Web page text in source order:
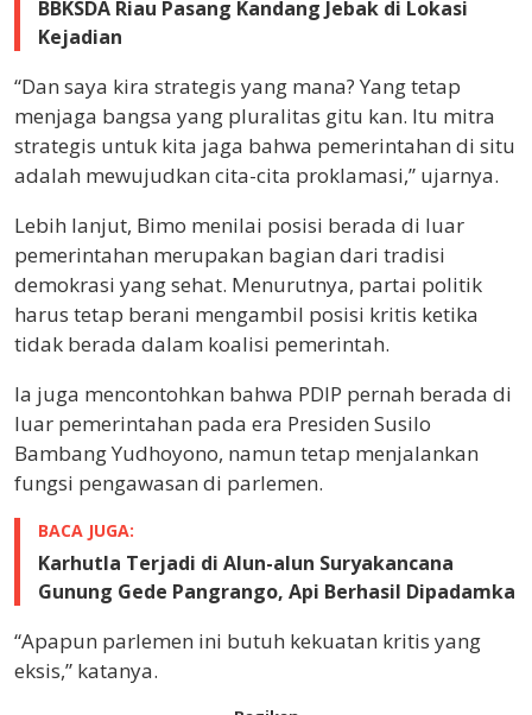
BBKSDA Riau Pasang Kandang Jebak di Lokasi
Kejadian
“Dan saya kira strategis yang mana? Yang tetap
menjaga bangsa yang pluralitas gitu kan. Itu mitra
strategis untuk kita jaga bahwa pemerintahan di situ
adalah mewujudkan cita-cita proklamasi,” ujarnya.
Lebih lanjut, Bimo menilai posisi berada di luar
pemerintahan merupakan bagian dari tradisi
demokrasi yang sehat. Menurutnya, partai politik
harus tetap berani mengambil posisi kritis ketika
tidak berada dalam koalisi pemerintah.
Ia juga mencontohkan bahwa PDIP pernah berada di
luar pemerintahan pada era Presiden Susilo
Bambang Yudhoyono, namun tetap menjalankan
fungsi pengawasan di parlemen.
BACA JUGA:
Karhutla Terjadi di Alun-alun Suryakancana
Gunung Gede Pangrango, Api Berhasil Dipadamka
“Apapun parlemen ini butuh kekuatan kritis yang
eksis,” katanya.